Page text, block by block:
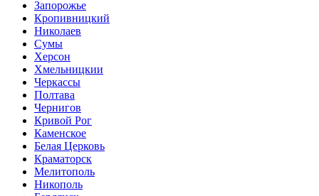
Запорожье
Кропивницкий
Николаев
Сумы
Херсон
Хмельницкии
Черкассы
Полтава
Чернигов
Кривой Рог
Каменское
Белая Церковь
Краматорск
Мелитополь
Никополь